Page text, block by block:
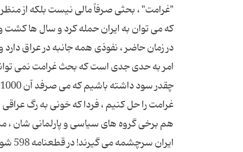
"غرامت" ، بحثی صرفاً مالی نیست بلکه از
که می توان به ایران حمله کرد و سال ها کشت و
در زمان حاضر ، نفوذی همه جانبه در عراق
امر به حدی جدی است که بحث غرامت نمی تواند
غرامت را حل کنیم ، فردا که خونی به رگ
هم برخی گروه های سیاسی و پارلمانی شان ،